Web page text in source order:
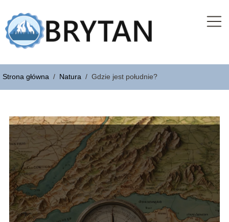
Strona główna / Natura / Gdzie jest południe?